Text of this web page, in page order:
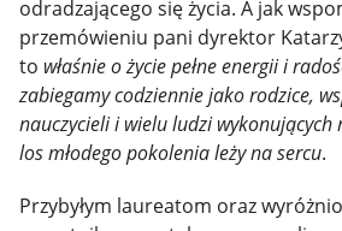
odradzającego się życia. A jak
przemówieniu pani dyrektor
to właśnie o życie pełne energii i
zabiegamy codziennie jako rodzice,
nauczycieli i wielu ludzi wykonujących
los młodego pokolenia leży na sercu.
Przybyłym laureatom oraz